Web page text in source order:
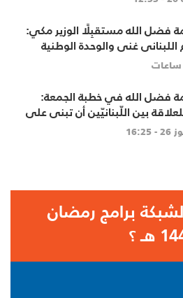
فضل الله مستقبِلًا الوزير مكي:
اللبناني غنى والوحدة الوطنية
فضل الله في خطبة الجمعة:
بين اللّبنانيّين أن تبنى على
المتبادل، والانتماء الوطنيّ
برامج رمضان